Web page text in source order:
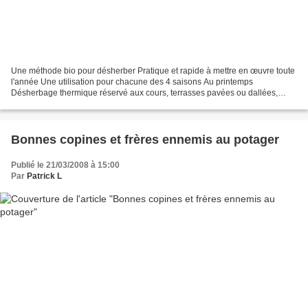
Une méthode bio pour désherber Pratique et rapide à mettre en œuvre toute
l'année Une utilisation pour chacune des 4 saisons Au printemps
Désherbage thermique réservé aux cours, terrasses pavées ou dallées,
Bonnes copines et frères ennemis au potager
Publié le 21/03/2008 à 15:00
Par Patrick L